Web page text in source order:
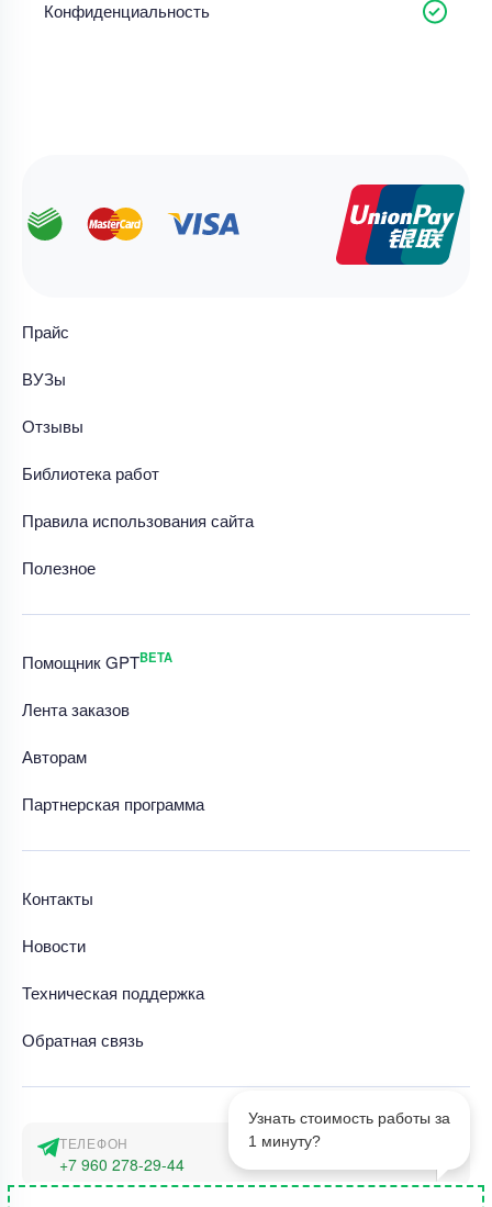
Конфиденциальность
Узнать стоимость работы за
1 минуту?
Прайс
ВУЗы
Отзывы
Библиотека работ
Правила использования сайта
Полезное
Помощник GPTBETA
Лента заказов
Авторам
Партнерская программа
Контакты
Новости
Техническая поддержка
Обратная связь
ТЕЛЕФОН
+7 960 278-29-44